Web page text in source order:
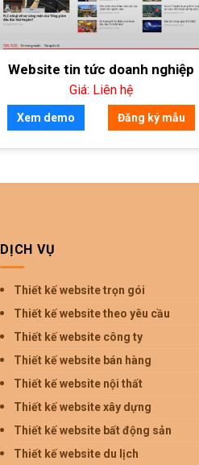
Website tin tức doanh nghiệp
Giá: Liên hệ
Xem demo Đăng ký mẫu
DỊCH VỤ
Thiết kế website trọn gói
Thiết kế website theo yêu cầu
Thiết kế website công ty
Thiết kế website bán hàng
Thiết kế website nội thất
Thiết kế website xây dựng
Thiết kế website bất động sản
Thiết kế website du lịch